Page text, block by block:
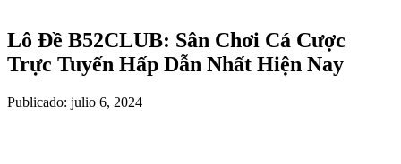
Lô Đề B52CLUB: Sân Chơi Cá Cược
Trực Tuyến Hấp Dẫn Nhất Hiện Nay
Publicado: julio 6, 2024